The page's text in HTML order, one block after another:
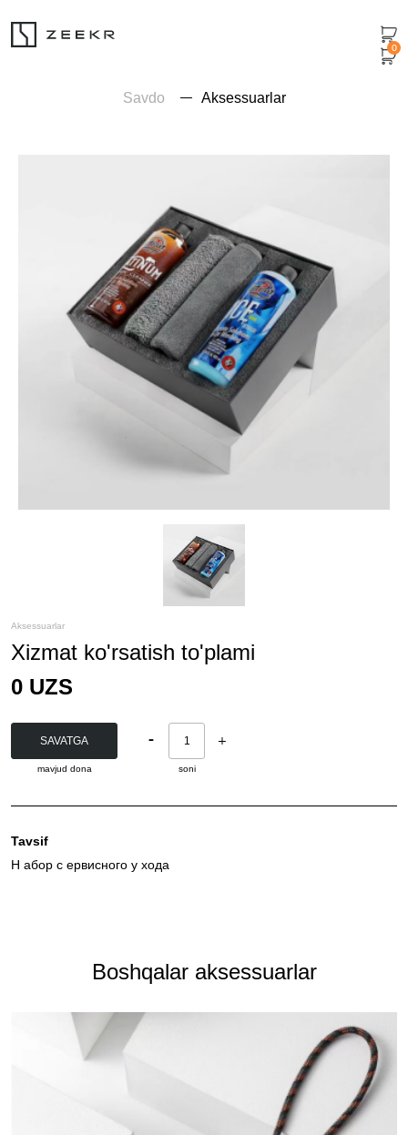
0
Savdo Aksessuarlar
Aksessuarlar
Xizmat ko'rsatish to'plami
0 UZS
SAVATGA
mavjud dona
- +
soni
Tavsif
Н абор с ервисного у хода
Boshqalar aksessuarlar